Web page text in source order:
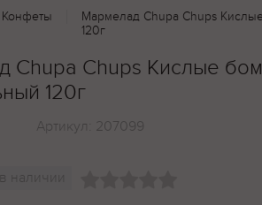
Конфеты
Мармелад Chupa Chups
120г
Chupa Chups Кислые
120г
Артикул: 207099
наличии